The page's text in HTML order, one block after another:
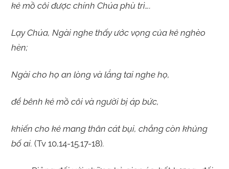
kẻ mồ côi được chính Chúa phù trì….
Lạy Chúa, Ngài nghe thấy ước vọng của kẻ nghèo
hèn;
Ngài cho họ an lòng và lắng tai nghe họ,
để bênh kẻ mồ côi và người bị áp bức,
khiến cho kẻ mang thân cát bụi, chẳng còn khủng
bố ai. (Tv 10,14-15.17-18).